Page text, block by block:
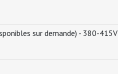
sur demande) - 380-415V